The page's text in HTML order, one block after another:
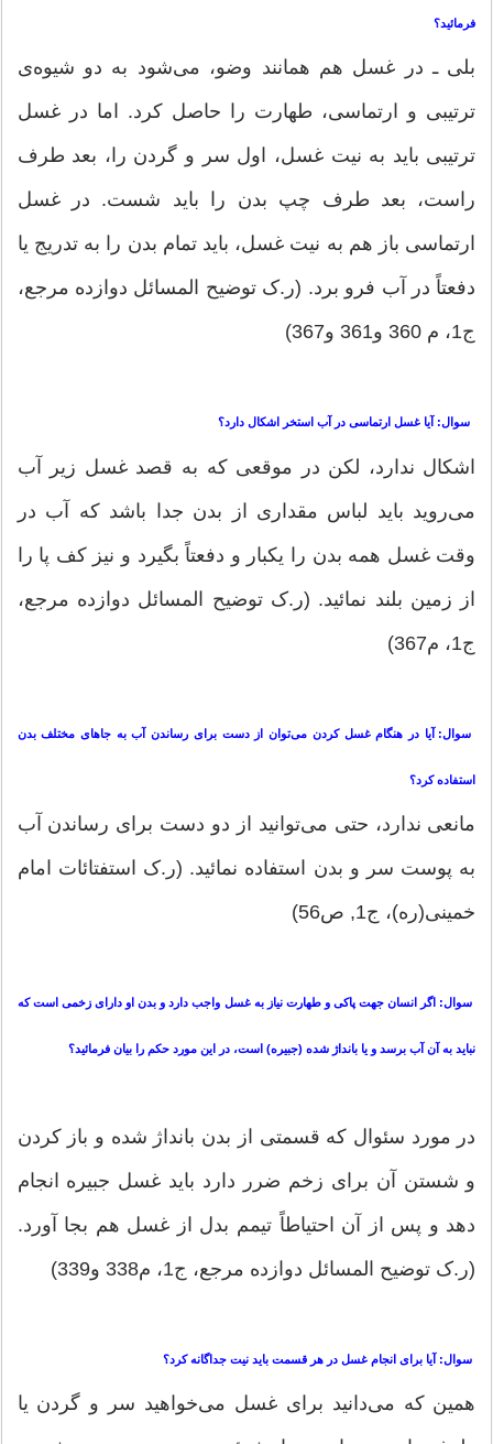
فرمائید؟
بلی ـ در غسل هم همانند وضو، می‌شود به دو شیوه‌ی
ترتیبی و ارتماسی، طهارت را حاصل كرد. اما در غسل
ترتیبی باید به نیت غسل، اول سر و گردن را، بعد طرف
راست، بعد طرف چپ بدن را باید شست. در غسل
ارتماسی باز هم به نیت غسل، باید تمام بدن را به تدریج یا
دفعتاً در آب فرو برد. (ر.ک توضیح المسائل دوازده مرجع،
ج1، م 360 و361 و367)
سوال: آیا غسل ارتماسی در آب استخر اشكال دارد؟
اشكال ندارد، لكن در موقعی كه به قصد غسل زیر آب
می‌روید باید لباس مقداری از بدن جدا باشد كه آب در
وقت غسل همه بدن را یكبار و دفعتاً بگیرد و نیز كف پا را
از زمین بلند نمائید. (ر.ک توضیح المسائل دوازده مرجع،
ج1، م367)
سوال: آیا در هنگام غسل كردن می‌توان از دست برای رساندن آب به جاهای مختلف بدن
استفاده كرد؟
مانعی ندارد، حتی می‌توانید از دو دست برای رساندن آب
به پوست سر و بدن استفاده نمائید. (ر.ک استفتائات امام
خمینی(ره)، ج1, ص56)
سوال: اگر انسان جهت پاكی و طهارت نیاز به غسل واجب دارد و بدن او دارای زخمی است كه
نباید به آن آب برسد و یا بانداژ شده (جبیره) است، ‌در این مورد حكم را بیان فرمائید؟
در مورد سئوال كه قسمتی از بدن بانداژ شده و باز كردن
و شستن آن برای زخم ضرر دارد باید غسل جبیره انجام
دهد و پس از آن احتیاطاً تیمم بدل از غسل هم بجا آورد.
(ر.ک توضیح المسائل دوازده مرجع، ج1، م338 و339)
سوال: آیا برای انجام غسل در هر قسمت باید نیت جداگانه كرد؟
همین كه می‌دانید برای غسل می‌خواهید سر و گردن یا